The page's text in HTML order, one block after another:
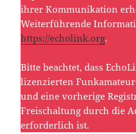
ihrer Kommunikation
Weiterführende
https://echolink.org.
Bitte beachtet, dass
lizenzierten
und eine vorherige
Freischaltung durch die
erforderlich ist.